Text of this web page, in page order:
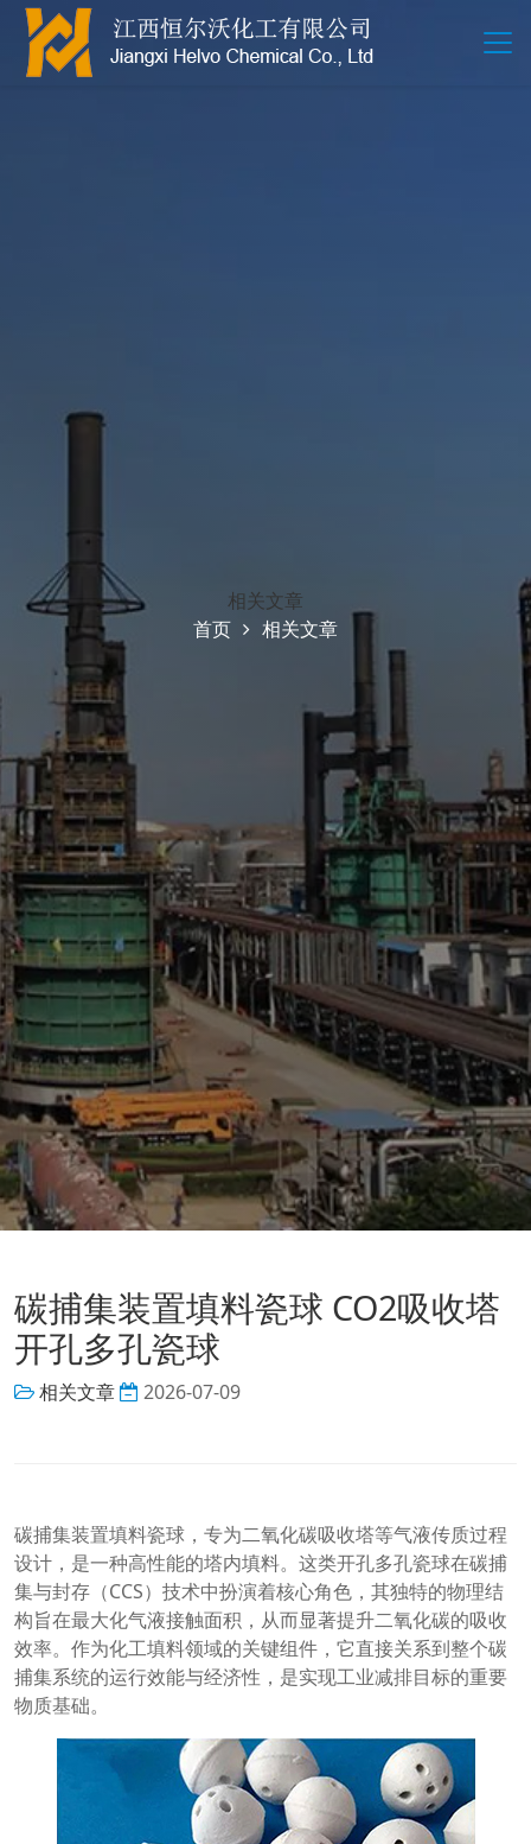
相关文章
首页
相关文章
碳捕集装置填料瓷球 CO2吸收塔
开孔多孔瓷球
相关文章 2026-07-09
碳捕集装置填料瓷球，专为二氧化碳吸收塔等气液传质过程
设计，是一种高性能的塔内填料。这类开孔多孔瓷球在碳捕
集与封存（CCS）技术中扮演着核心角色，其独特的物理结
构旨在最大化气液接触面积，从而显著提升二氧化碳的吸收
效率。作为化工填料领域的关键组件，它直接关系到整个碳
捕集系统的运行效能与经济性，是实现工业减排目标的重要
物质基础。